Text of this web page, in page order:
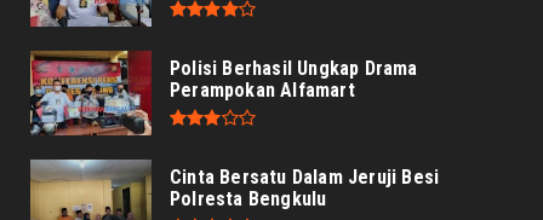
Polisi Berhasil Ungkap Drama
Perampokan Alfamart
Cinta Bersatu Dalam Jeruji Besi
Polresta Bengkulu